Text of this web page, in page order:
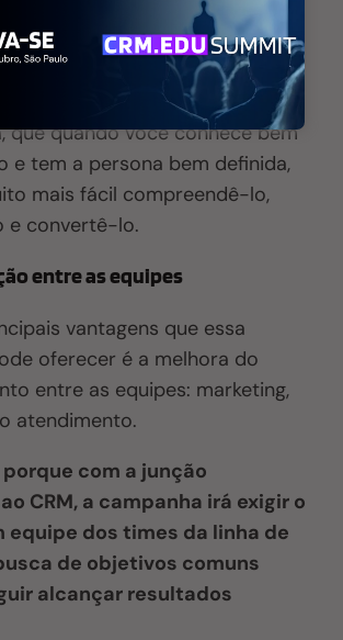
pelo CRM, as equipes de
vendas conseguem oferecer
exatamente o que ele procura.
que quando você conhece bem
e tem a persona bem definida,
mais fácil compreendê-lo,
e convertê-lo.
entre as equipes
vantagens que essa
oferecer é a melhora do
entre as equipes: marketing,
atendimento.
com a junção
CRM, a campanha irá exigir o
equipe dos times da linha de
de objetivos comuns
alcançar resultados